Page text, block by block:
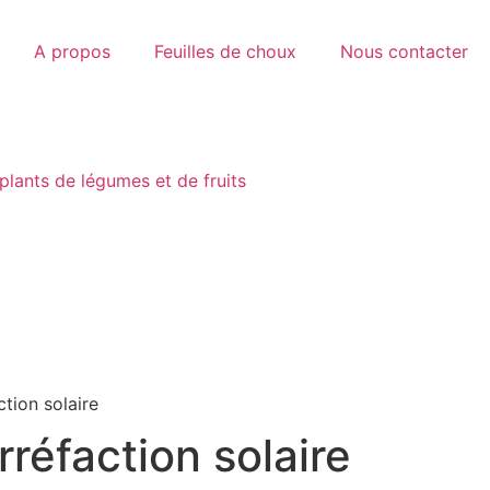
A propos Feuilles de choux Nous contacter
de légumes et de fruits
solaire
solaire